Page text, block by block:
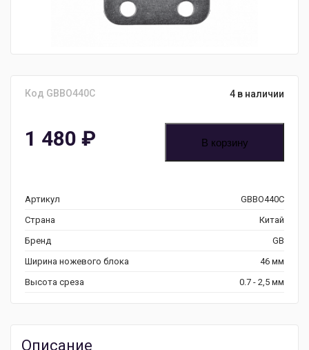
Код GBBO440C 4 в наличии
1 480 ₽ В корзину
Артикул
GBBO440C
Страна
Китай
Бренд
GB
Ширина ножевого блока
46 мм
Высота среза
0.7 - 2,5 мм
Описание